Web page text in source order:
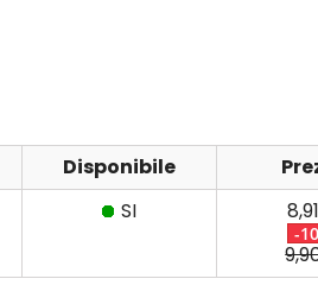
Disponibile
SI
-